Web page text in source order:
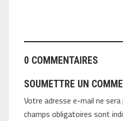
0 COMMENTAIRES
SOUMETTRE UN
Votre adresse e-mail ne sera
champs obligatoires sont